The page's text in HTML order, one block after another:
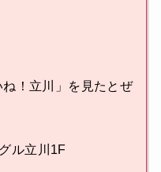
！立川」を見たとぜ
ル立川1F